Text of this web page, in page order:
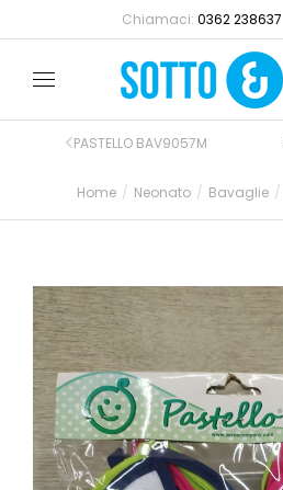
Chiamaci: 0362 238637
Tu sei qui:
Home Neonato Bavaglie
PASTELLO BAV9057M